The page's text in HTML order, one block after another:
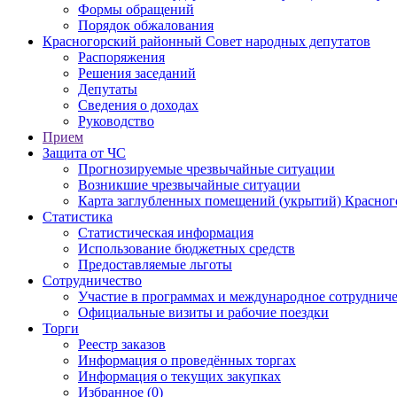
Формы обращений
Порядок обжалования
Красногорский районный Совет народных депутатов
Распоряжения
Решения заседаний
Депутаты
Сведения о доходах
Руководство
Прием
Защита от ЧС
Прогнозируемые чрезвычайные ситуации
Возникшие чрезвычайные ситуации
Карта заглубленных помещений (укрытий)
Статистика
Статистическая информация
Использование бюджетных средств
Предоставляемые льготы
Сотрудничество
Участие в программах и международное
Официальные визиты и рабочие поездки
Торги
Реестр заказов
Информация о проведённых торгах
Информация о текущих закупках
Избранное (0)